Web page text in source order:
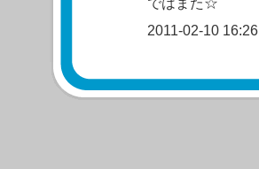
ではまた☆
2011-02-10 16:26